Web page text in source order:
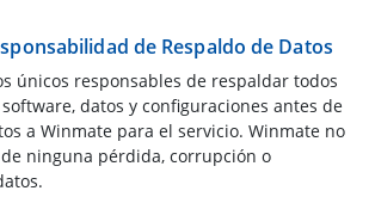
de Respaldo de Datos
únicos responsables de respaldar todos
datos y configuraciones antes de
a Winmate para el servicio. Winmate no
ninguna pérdida, corrupción o